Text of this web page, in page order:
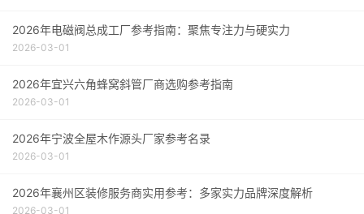
2026年电磁阀总成工厂参考指南：聚焦专注力与硬实力
2026-03-01
2026年宜兴六角蜂窝斜管厂商选购参考指南
2026-03-01
2026年宁波全屋木作源头厂家参考名录
2026-03-01
2026年襄州区装修服务商实用参考：多家实力品牌深度解析
2026-03-01